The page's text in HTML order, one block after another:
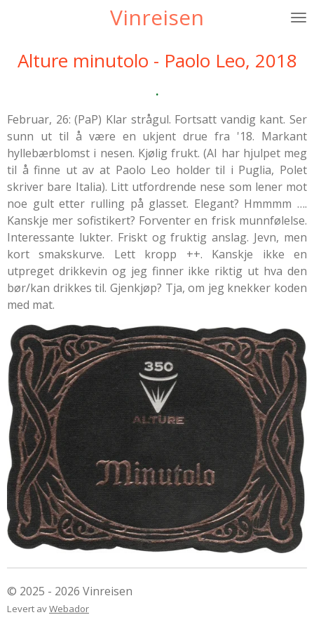
Vinreisen
Alture minutolo - Paolo Leo, 2018
.
Februar, 26: (PaP) Klar strågul. Fortsatt vandig kant. Ser
sunn ut til å være en ukjent drue fra '18. Markant
hyllebærblomst i nesen. Kjølig frukt. (AI har hjulpet meg
til å finne ut av at Paolo Leo holder til i Puglia, Polet
skriver bare Italia). Litt utfordrende nese som lener mot
noe gult etter rulling på glasset. Elegant? Hmmmm ….
Kanskje mer sofistikert? Forventer en frisk munnfølelse.
Interessante lukter. Friskt og fruktig anslag. Jevn, men
kort smakskurve. Lett kropp ++. Kanskje ikke en
utpreget drikkevin og jeg finner ikke riktig ut hva den
bør/kan drikkes til. Gjenkjøp? Tja, om jeg knekker koden
med mat.
© 2025 - 2026 Vinreisen
Levert avWebador